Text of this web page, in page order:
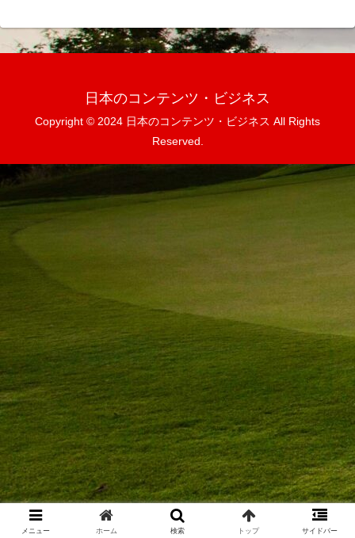
日本のコンテンツ・ビジネス
Copyright © 2024 日本のコンテンツ・ビジネス All Rights
Reserved.
メニュー ホーム 検索 トップ サイドバー